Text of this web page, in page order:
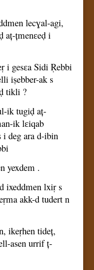
lecɣal-agi,
aț-țmenɛeḍ i
i gesɛa Sidi Ṛebbi
iṣebber-ak s
tikli ?
ik tugiḍ aț-
ik lɛiqab
i deg ara d-ibin
yexdem .
ixeddmen lxiṛ s
akk-d tudert n
ikeṛhen tideț,
asen urrif ț-